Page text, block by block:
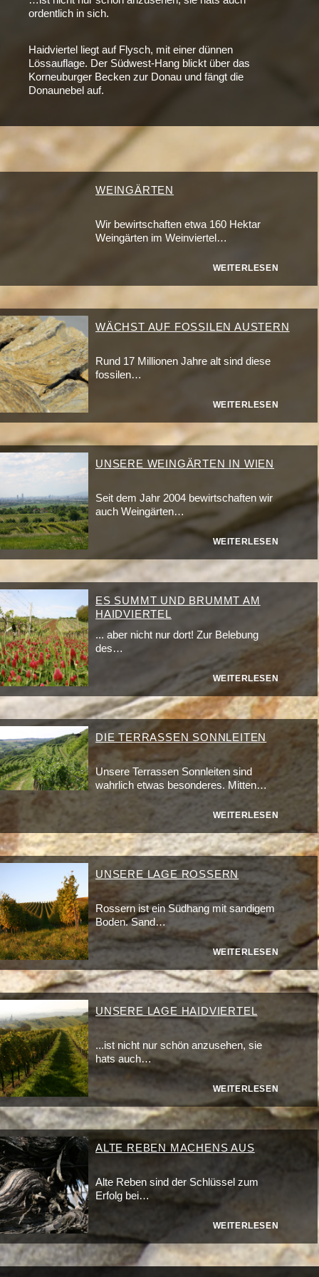
ordentlich in sich.
Haidviertel liegt auf Flysch, mit einer dünnen
Lössauflage. Der Südwest-Hang blickt über das
Korneuburger Becken zur Donau und fängt die
Donaunebel auf.
WEINGÄRTEN
Wir bewirtschaften etwa 160 Hektar
Weingärten im Weinviertel…
WEITERLESEN
WÄCHST AUF FOSSILEN AUSTERN
Rund 17 Millionen Jahre alt sind diese
fossilen…
WEITERLESEN
UNSERE WEINGÄRTEN IN WIEN
Seit dem Jahr 2004 bewirtschaften wir
auch Weingärten…
WEITERLESEN
ES SUMMT UND BRUMMT AM
HAIDVIERTEL
... aber nicht nur dort! Zur Belebung
des…
WEITERLESEN
DIE TERRASSEN SONNLEITEN
Unsere Terrassen Sonnleiten sind
wahrlich etwas besonderes. Mitten…
WEITERLESEN
UNSERE LAGE ROSSERN
Rossern ist ein Südhang mit sandigem
Boden. Sand…
WEITERLESEN
UNSERE LAGE HAIDVIERTEL
...ist nicht nur schön anzusehen, sie
hats auch…
WEITERLESEN
ALTE REBEN MACHENS AUS
Alte Reben sind der Schlüssel zum
Erfolg bei…
WEITERLESEN